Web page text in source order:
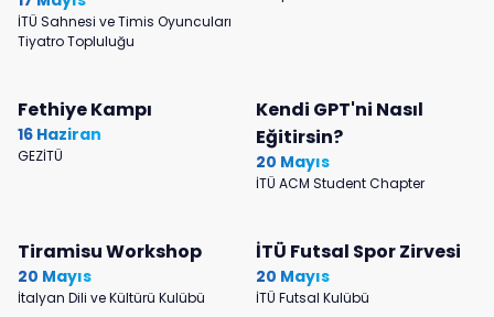
İTÜ Sahnesi ve Timis Oyuncuları
Tiyatro Topluluğu
Fethiye Kampı
16 Haziran
GEZİTÜ
Kendi GPT'ni Nasıl
Eğitirsin?
20 Mayıs
İTÜ ACM Student Chapter
Tiramisu Workshop
20 Mayıs
İtalyan Dili ve Kültürü Kulübü
İTÜ Futsal Spor Zirvesi
20 Mayıs
İTÜ Futsal Kulübü